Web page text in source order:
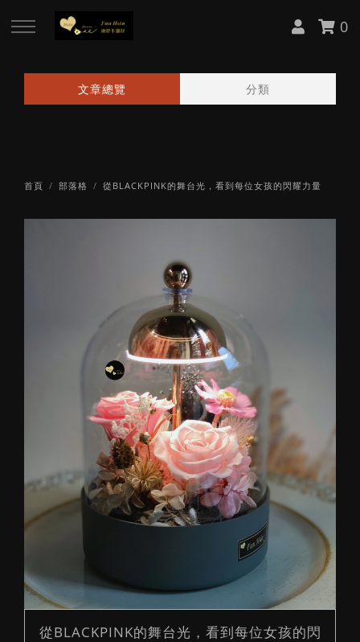
0
回主選單
服務項目
回主選單
日本 AUBE 不凋花講師會
韓國 BDRA 花禮物大師 Lv.1 證照
韓國 BDRA 花禮物大師 Lv.2 證照
回主選單
日本花材
回主選單
中央社專訪
文章總覽 分類
首頁 部落格 從BLACKPINK的舞台光，看到每位女孩的閃耀力量
從BLACKPINK的舞台光，看到每位女孩的閃